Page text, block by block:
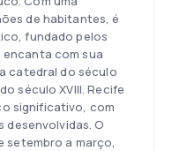
de habitantes, é
fundado pelos
encanta com sua
catedral do século
século XVIII. Recife
significativo, com
O
setembro a março,